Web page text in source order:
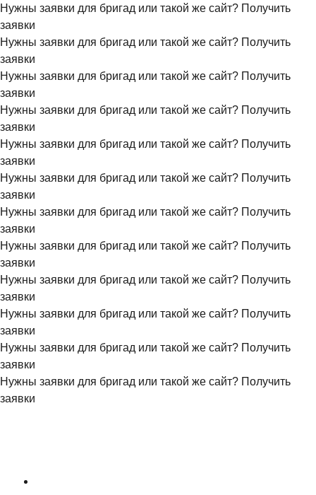
Нужны заявки для бригад или такой же сайт? Получить
заявки
Нужны заявки для бригад или такой же сайт? Получить
заявки
Нужны заявки для бригад или такой же сайт? Получить
заявки
Нужны заявки для бригад или такой же сайт? Получить
заявки
Нужны заявки для бригад или такой же сайт? Получить
заявки
Нужны заявки для бригад или такой же сайт? Получить
заявки
Нужны заявки для бригад или такой же сайт? Получить
заявки
Нужны заявки для бригад или такой же сайт? Получить
заявки
Нужны заявки для бригад или такой же сайт? Получить
заявки
Нужны заявки для бригад или такой же сайт? Получить
заявки
Нужны заявки для бригад или такой же сайт? Получить
заявки
Нужны заявки для бригад или такой же сайт? Получить
заявки